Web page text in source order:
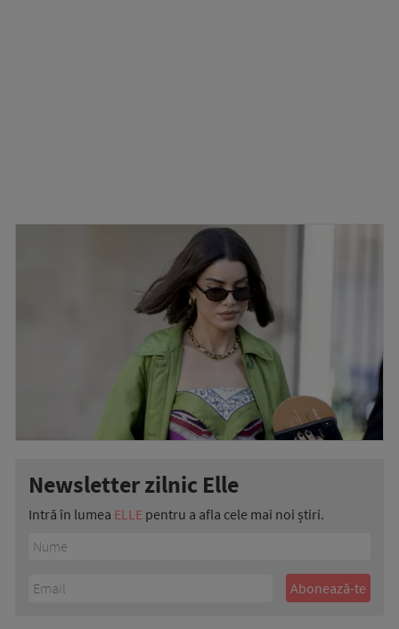
Newsletter zilnic Elle
Intră în lumea ELLE pentru a afla cele mai noi știri.